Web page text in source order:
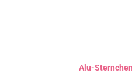
Alu-